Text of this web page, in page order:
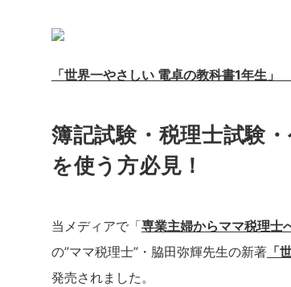
「世界一やさしい 電卓の教科書1年生」
簿記試験・税理士試験
を使う方必見！
当メディアで「専業主婦からママ税理
の”ママ税理士”・脇田弥輝先生の新著 「
発売されました。